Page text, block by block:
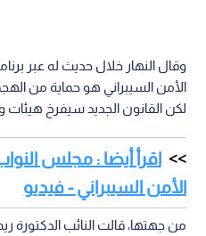
وقال النهار خلال حديث له عبر
الأمن السيبراني هو حماية من
لكن القانون الجديد سيفرخ هيئات
اقرأ أيضا : مجلس
الأمن السيبراني - فيديو
من جهتها، قالت النائب الدكتورة